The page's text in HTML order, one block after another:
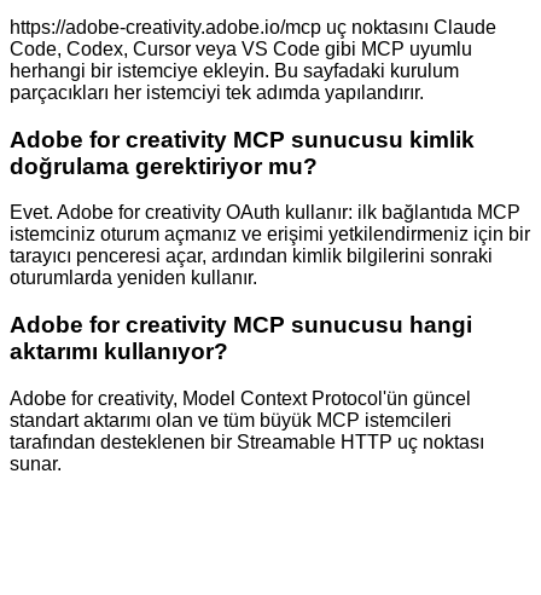
https://adobe-creativity.adobe.io/mcp uç noktasını Claude
Code, Codex, Cursor veya VS Code gibi MCP uyumlu
herhangi bir istemciye ekleyin. Bu sayfadaki kurulum
parçacıkları her istemciyi tek adımda yapılandırır.
Adobe for creativity MCP sunucusu kimlik
doğrulama gerektiriyor mu?
Evet. Adobe for creativity OAuth kullanır: ilk bağlantıda MCP
istemciniz oturum açmanız ve erişimi yetkilendirmeniz için bir
tarayıcı penceresi açar, ardından kimlik bilgilerini sonraki
oturumlarda yeniden kullanır.
Adobe for creativity MCP sunucusu hangi
aktarımı kullanıyor?
Adobe for creativity, Model Context Protocol'ün güncel
standart aktarımı olan ve tüm büyük MCP istemcileri
tarafından desteklenen bir Streamable HTTP uç noktası
sunar.